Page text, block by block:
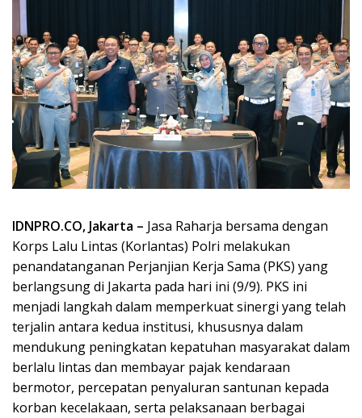
IDNPRO.CO, Jakarta – Jasa Raharja bersama dengan
Korps Lalu Lintas (Korlantas) Polri melakukan
penandatanganan Perjanjian Kerja Sama (PKS) yang
berlangsung di Jakarta pada hari ini (9/9). PKS ini
menjadi langkah dalam memperkuat sinergi yang telah
terjalin antara kedua institusi, khususnya dalam
mendukung peningkatan kepatuhan masyarakat dalam
berlalu lintas dan membayar pajak kendaraan
bermotor, percepatan penyaluran santunan kepada
korban kecelakaan, serta pelaksanaan berbagai